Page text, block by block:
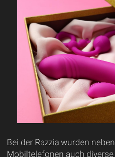
Bei der Razzia wurden
Mobiltelefonen auch